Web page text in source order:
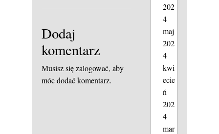
Dodaj
komentarz
Musisz sięzalogować, aby
móc dodać komentarz.
202
4
maj
202
4
kwi
ecie
ń
202
4
mar